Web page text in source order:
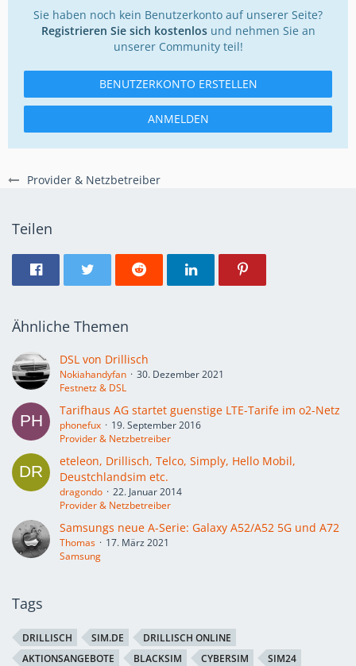
Provider & Netzbetreiber
Sie haben noch kein Benutzerkonto auf unserer Seite?
Registrieren Sie sich kostenlosund nehmen Sie an
unserer Community teil!
BENUTZERKONTO ERSTELLEN
ANMELDEN
Teilen
Ähnliche Themen
DSL von Drillisch
Nokiahandyfan
30. Dezember 2021
Festnetz & DSL
Tarifhaus AG startet guenstige LTE-Tarife im o2-Netz
phonefux
19. September 2016
Provider & Netzbetreiber
eteleon, Drillisch, Telco, Simply, Hello Mobil,
Deustchlandsim etc.
dragondo
22. Januar 2014
Provider & Netzbetreiber
Samsungs neue A-Serie: Galaxy A52/A52 5G und A72
Thomas
17. März 2021
Samsung
Tags
DRILLISCH SIM.DE
DRILLISCH ONLINE
AKTIONSANGEBOTE
BLACKSIM CYBERSIM SIM24